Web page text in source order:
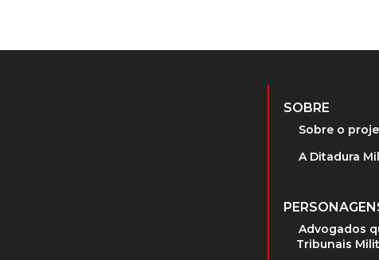
SOBRE
Sobre o
A Ditadura
Advogados
Tribunais